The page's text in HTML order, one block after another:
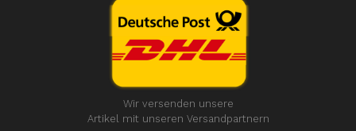
Wir versenden unsere
Artikel mit unseren Versandpartnern